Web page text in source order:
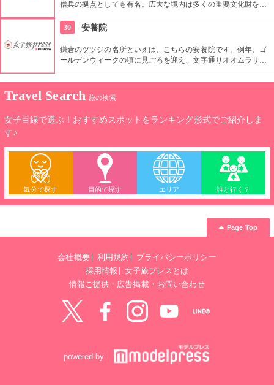
僧兵の拠点としても有名。広大な境内は多くの重要文化財を有
30
安養院
鎌倉のツツジの名所といえば、こちらの安養院です。例年、ゴ
ールデンウィークの頃に見ごろを迎え、文字通りオオムラサキ
源頼朝の冥福を祈って建てた長楽寺が前身といわれています。
Travel Search 旅の検索
女子目線で選ぶ！おすすめスポットをランキング形式でご紹介しま
す♪
気分で探す 目的で探す エリア 誰と行く？
Page Top
会社概要 利用規約
プライバシーポリシー
採用情報
女子旅プレスとは
情報ご提供・広告掲載・お問い合わせ
powered by